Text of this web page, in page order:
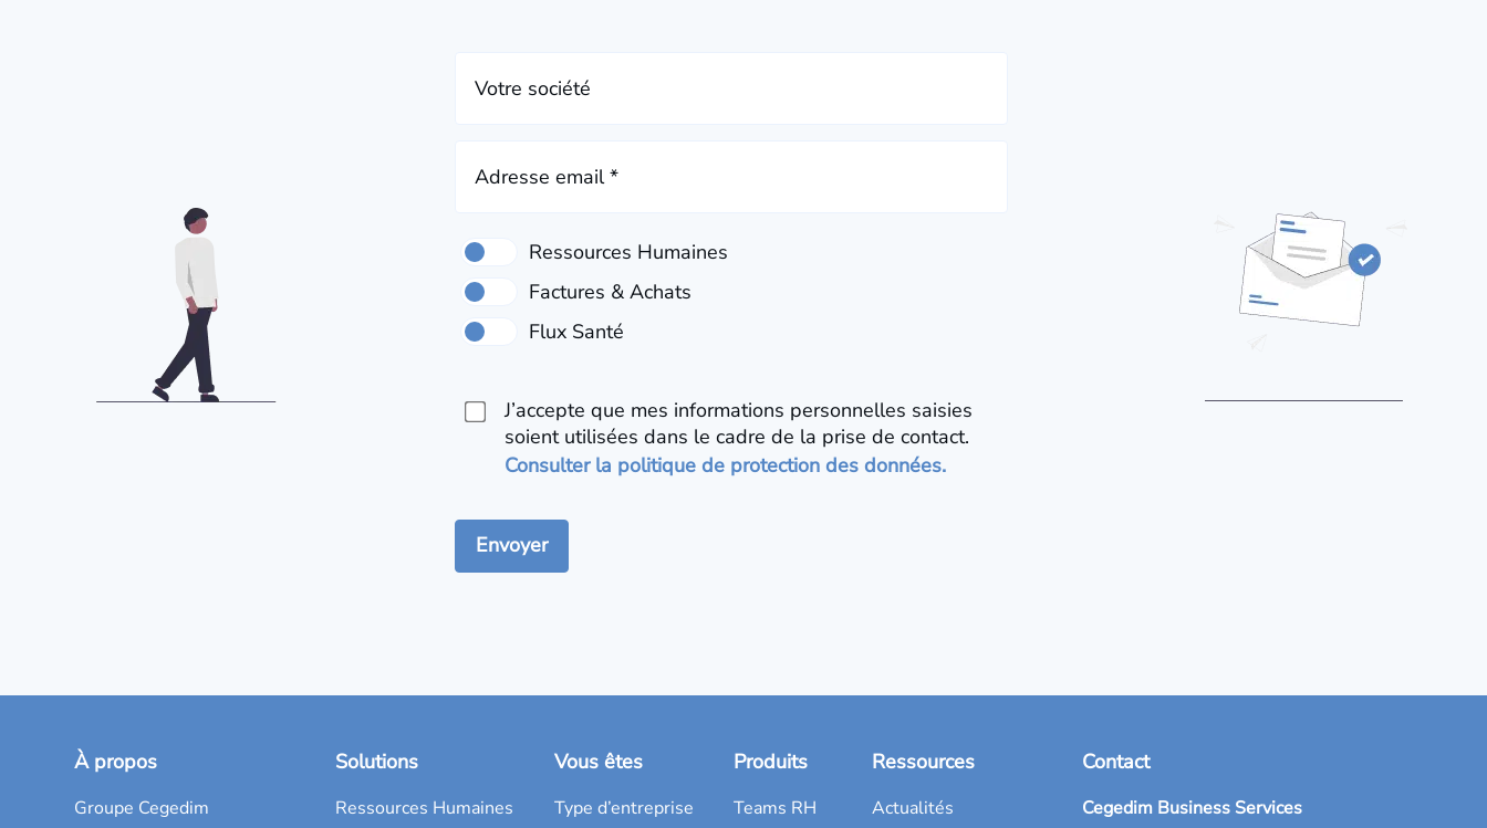
Votre société
Adresse email *
J’accepte que mes informations personnelles saisies
soient utilisées dans le cadre de la prise de contact.
Consulter la politique de protection des données.
À propos
Groupe Cegedim
Solutions
Ressources Humaines
Vous êtes
Type d’entreprise
Produits
Teams RH
Ressources
Actualités
Contact
Cegedim Business Services